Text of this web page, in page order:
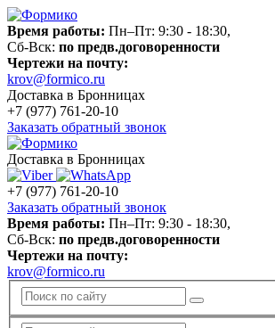
Время работы: Пн–Пт: 9:30 - 18:30,
Сб-Вск: по предв.договоренности
Чертежи на почту:
krov@formico.ru
Доставка в Бронницах
+7 (977) 761-20-10
Заказать обратный звонок
Доставка в Бронницах
+7 (977) 761-20-10
Заказать обратный звонок
Время работы: Пн–Пт: 9:30 - 18:30,
Сб-Вск: по предв.договоренности
Чертежи на почту:
krov@formico.ru